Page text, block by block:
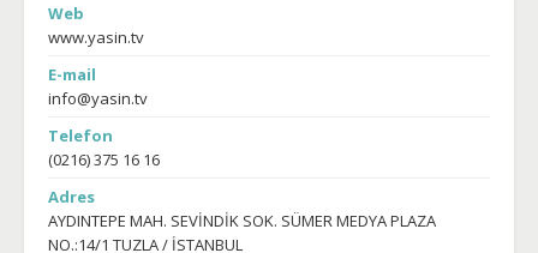
Web
www.yasin.tv
E-mail
info@yasin.tv
Telefon
(0216) 375 16 16
Adres
AYDINTEPE MAH. SEVİNDİK SOK. SÜMER MEDYA PLAZA
NO.:14/1 TUZLA / İSTANBUL